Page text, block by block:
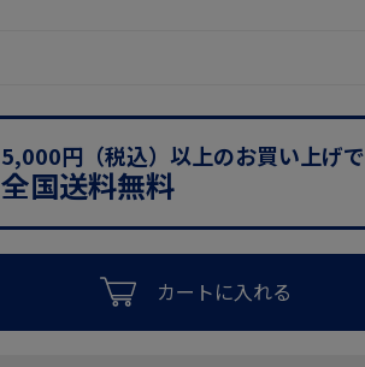
5,000円（税込）以上のお買い上げで
全国送料無料
カートに入れる